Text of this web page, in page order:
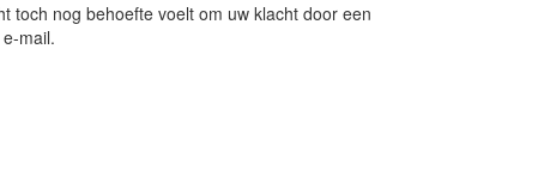
toch nog behoefte voelt om uw klacht door een
mail.